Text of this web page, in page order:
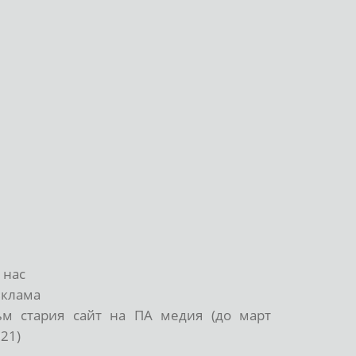
нас
стария сайт на ПА медия (до март